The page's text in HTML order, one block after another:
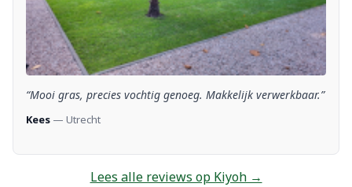
“Mooi gras, precies vochtig genoeg. Makkelijk verwerkbaar.”
Kees — Utrecht
Lees alle reviews op Kiyoh →